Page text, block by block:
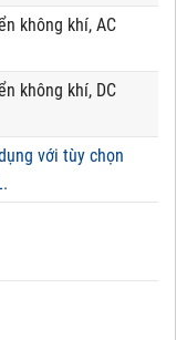
không khí, AC
không khí, DC
với tùy chọn